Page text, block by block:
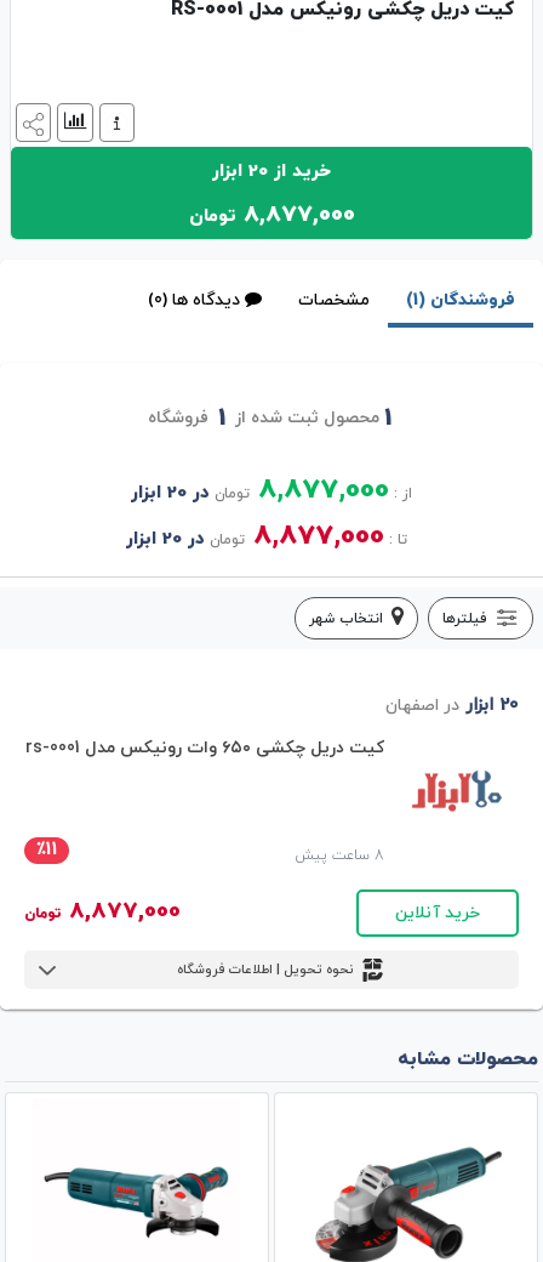
کیت دریل چکشی رونیکس مدل RS-0001
خرید از 20 ابزار
8,877,000 تومان
فروشندگان (1) مشخصات دیدگاه ها (0)
1 محصول ثبت شده از 1 فروشگاه
از : 8,877,000 تومان در 20 ابزار
تا : 8,877,000 تومان در 20 ابزار
فیلترها انتخاب شهر
20 ابزار
در اصفهان
کیت دریل چکشی ۶۵۰ وات رونیکس مدل rs-0001
8 ساعت پیش ٪11
خرید آنلاین 8,877,000 تومان
نحوه تحویل | اطلاعات فروشگاه
محصولات مشابه